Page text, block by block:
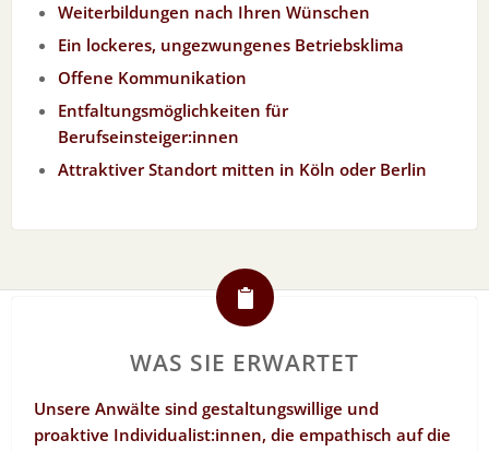
Weiterbildungen nach Ihren Wünschen
Ein lockeres, ungezwungenes Betriebsklima
Offene Kommunikation
Entfaltungsmöglichkeiten für
Berufseinsteiger:innen
Attraktiver Standort mitten in Köln oder Berlin
WAS SIE ERWARTET
Unsere Anwälte sind gestaltungswillige und
proaktive Individualist:innen, die empathisch auf die